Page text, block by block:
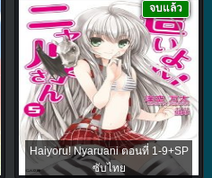
Haiyoru! Nyaruani ตอนที่ 1-9+SP
ซับไทย
จบแล้ว